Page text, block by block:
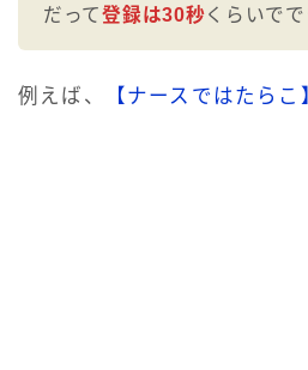
だって登録は30秒くらいで
例えば、 【ナースではたらこ